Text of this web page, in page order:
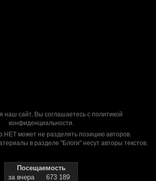
наш сайт, Вы соглашаетесь с политикой
конфиденциальности.
может не разделять позицию авторов.
в разделе "Блоги" несут авторы текстов.
Посещаемость
за вчера
673 189